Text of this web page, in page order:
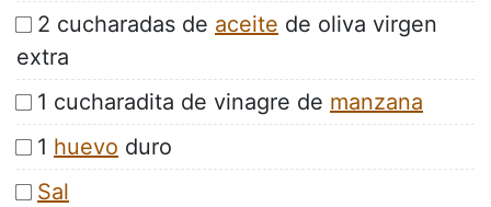
2 cucharadas de aceite de oliva virgen
extra
1 cucharadita de vinagre de manzana
1 huevo duro
Sal